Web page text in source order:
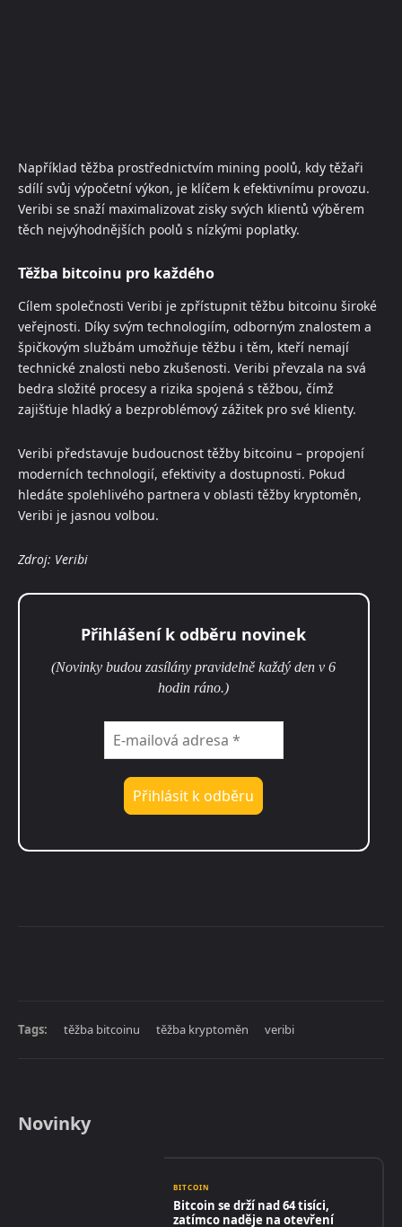
Například těžba prostřednictvím mining poolů, kdy těžaři
sdílí svůj výpočetní výkon, je klíčem k efektivnímu provozu.
Veribi se snaží maximalizovat zisky svých klientů výběrem
těch nejvýhodnějších poolů s nízkými poplatky.
Těžba bitcoinu pro každého
Cílem společnosti Veribi je zpřístupnit těžbu bitcoinu široké
veřejnosti. Díky svým technologiím, odborným znalostem a
špičkovým službám umožňuje těžbu i těm, kteří nemají
technické znalosti nebo zkušenosti. Veribi převzala na svá
bedra složité procesy a rizika spojená s těžbou, čímž
zajišťuje hladký a bezproblémový zážitek pro své klienty.
Veribi představuje budoucnost těžby bitcoinu – propojení
moderních technologií, efektivity a dostupnosti. Pokud
hledáte spolehlivého partnera v oblasti těžby kryptoměn,
Veribi je jasnou volbou.
Zdroj: Veribi
Přihlášení k odběru novinek
(Novinky budou zasílány pravidelně každý den v 6
hodin ráno.)
Tags: těžba bitcoinu těžba kryptoměn veribi
Novinky
BITCOIN
Bitcoin se drží nad 64 tisíci,
zatímco naděje na otevření